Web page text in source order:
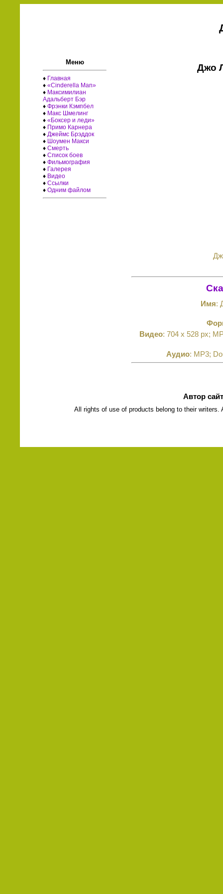
Меню
♦ Главная
♦«Cinderella Man»
♦ Максимилиан
Адальберт Бэр
♦Фрэнки Кэмпбел
♦ Макс Шмелинг
♦«Боксер и леди»
♦ Примо Карнера
♦ Джеймс Брэддок
♦ Шоумен Макси
♦Смерть
♦Список боев
♦Фильмография
♦ Галерея
♦ Видео
♦Ссылки
♦Одним файлом
Джо
Имя:
Видео: 704 x 528 px;
Аудио: MP3;
Автор
All rights of use of products belong to their